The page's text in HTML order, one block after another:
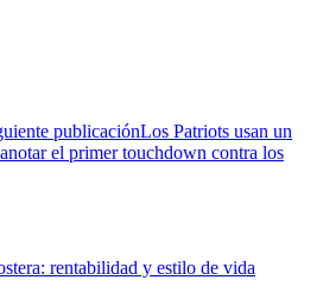
publicaciónLos Patriots usan un
el primer touchdown contra los